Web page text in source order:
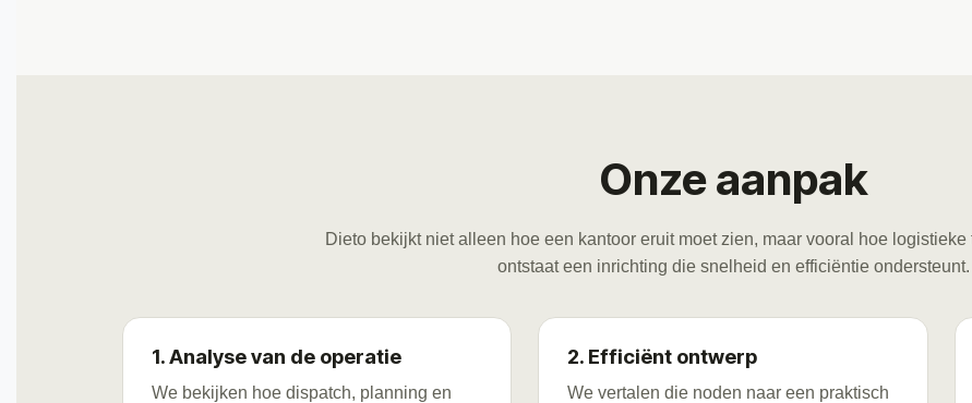
Onze aanpak
Dieto bekijkt niet alleen hoe een kantoor eruit moet zien, maar vooral hoe
ontstaat een inrichting die snelheid en efficiëntie ondersteunt.
1. Analyse van de operatie
We bekijken hoe dispatch, planning en
2. Efficiënt ontwerp
We vertalen die noden naar een praktisch